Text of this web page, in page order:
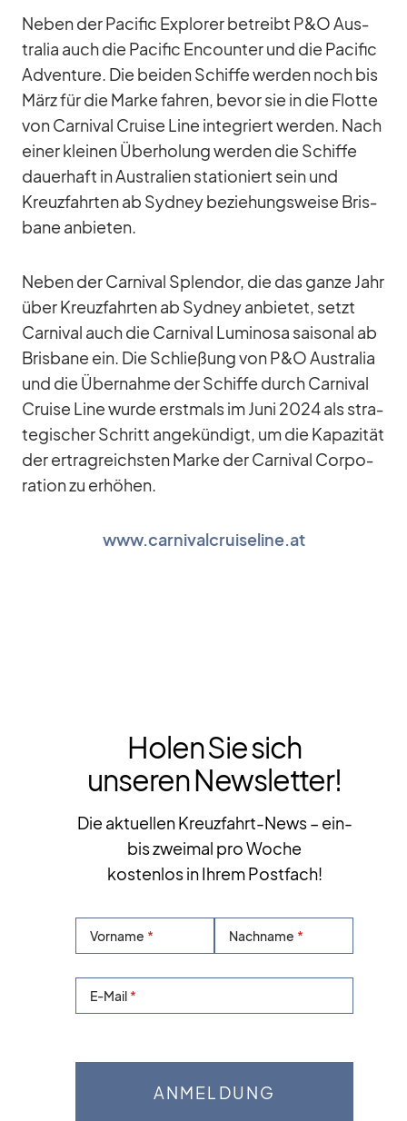
Ne­ben der Pa­ci­fic Ex­plo­rer be­treibt P&O Aus­
tra­lia auch die Pa­ci­fic En­coun­ter und die Pa­ci­fic
Ad­ven­ture. Die bei­den Schiffe wer­den noch bis
März für die Marke fah­ren, be­vor sie in die Flotte
von Car­ni­val Cruise Line in­te­griert wer­den. Nach
ei­ner klei­nen Über­ho­lung wer­den die Schiffe
dau­er­haft in Aus­tra­lien sta­tio­niert sein und
Kreuz­fahr­ten ab Syd­ney be­zie­hungs­weise Bris­
bane an­bie­ten.
Ne­ben der Car­ni­val Sple­ndor, die das ganze Jahr
über Kreuz­fahr­ten ab Syd­ney an­bie­tet, setzt
Car­ni­val auch die Car­ni­val Lu­mi­nosa sai­so­nal ab
Bris­bane ein. Die Schlie­ßung von P&O Aus­tra­lia
und die Über­nahme der Schiffe durch Car­ni­val
Cruise Line wurde erst­mals im Juni 2024 als stra­
te­gi­scher Schritt an­ge­kün­digt, um die Ka­pa­zi­tät
der er­trag­reichs­ten Marke der Car­ni­val Cor­po­
ra­tion zu er­hö­hen.
www.carnivalcruiseline.at
Holen Sie sich
unseren Newsletter!
Die aktuellen Kreuzfahrt-News – ein-
bis zweimal pro Woche
kostenlos in Ihrem Postfach!
Vorname Nachname
E-Mail